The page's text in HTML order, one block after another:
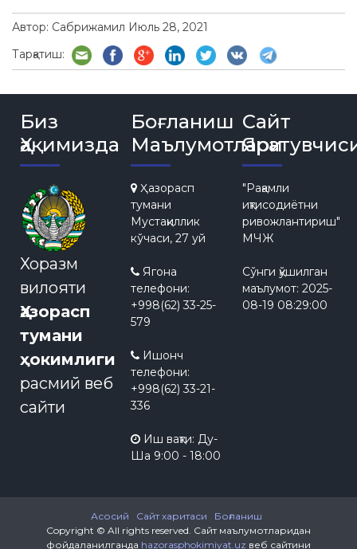
Автор: Сабрижамил Июль 28, 2021
Тарқатиш:
Биз
Ҳақимизда
Хоразм
вилояти
Ҳазорасп
тумани
ҳокимлиги
расмий веб
сайти
Боғланиш
Маълумотлари
Ҳазорасп
тумани
Мустақиллик
кўчаси, 27 уй
Ягона
телефони:
+998(62) 33-25-
579
Ишонч
телефони:
+998(62) 33-21-
336
Иш вақти: Ду-
Ша 9:00 - 18:00
Сайт
"Рақамли
иқтисодиётни
ривожлантириш"
МЧЖ
Сўнги қўшилган
маълумот: 2025-
08-19 08:29:00
Асосий Сайт харитаси
Боғланиш
Copyright © All rights reserved. Сайт маълумотларидан
фойдаланилганда hazorasphokimiyat.uz веб сайтини